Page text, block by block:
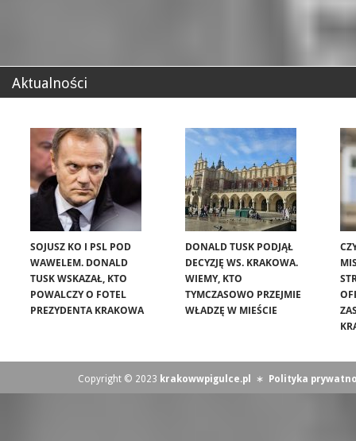
Aktualności
SOJUSZ KO I PSL POD
WAWELEM. DONALD
TUSK WSKAZAŁ, KTO
POWALCZY O FOTEL
PREZYDENTA KRAKOWA
DONALD TUSK PODJĄŁ
DECYZJĘ WS. KRAKOWA.
WIEMY, KTO
TYMCZASOWO PRZEJMIE
WŁADZĘ W MIEŚCIE
Copyright © 2023 krakowwpigulce.pl ∗ Polityka